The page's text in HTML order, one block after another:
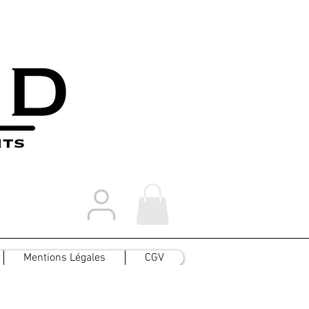
Mentions Légales CGV